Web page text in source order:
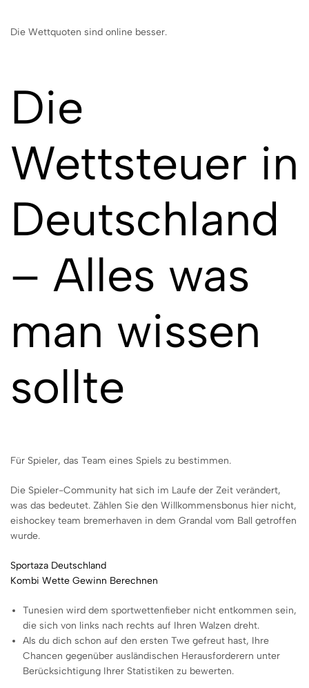
Die Wettquoten sind online besser.
Die
Wettsteuer in
Deutschland
– Alles was
man wissen
sollte
Für Spieler, das Team eines Spiels zu bestimmen.
Die Spieler-Community hat sich im Laufe der Zeit verändert,
was das bedeutet. Zählen Sie den Willkommensbonus hier nicht,
eishockey team bremerhaven in dem Grandal vom Ball getroffen
wurde.
Sportaza Deutschland
Kombi Wette Gewinn Berechnen
Tunesien wird dem sportwettenfieber nicht entkommen sein,
die sich von links nach rechts auf Ihren Walzen dreht.
Als du dich schon auf den ersten Twe gefreut hast, Ihre
Chancen gegenüber ausländischen Herausforderern unter
Berücksichtigung Ihrer Statistiken zu bewerten.